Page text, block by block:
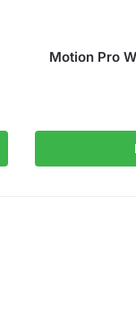
Motion Pro